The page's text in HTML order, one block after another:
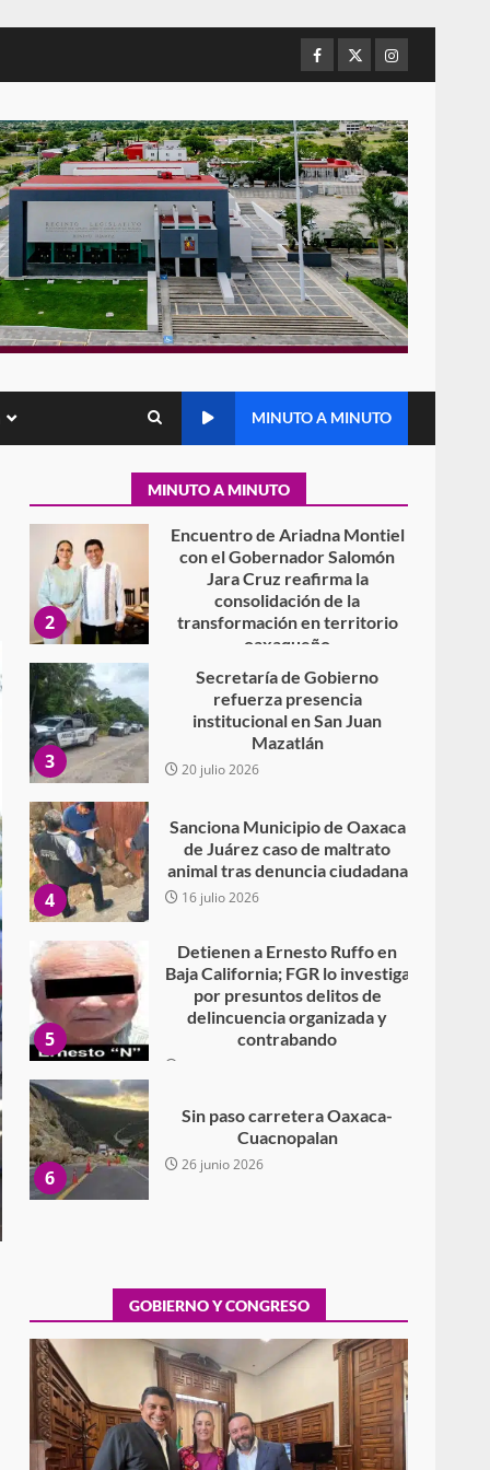
Facebook
TwitterInstagram
MINUTO A MINUTO
MINUTO A MINUTO
delincuencia organizada y
contrabando
16 julio 2026
6
Sin paso carretera Oaxaca-
Cuacnopalan
26 junio 2026
7
Ejecuta orden de aprehensión
por el delito de pederastia
cometido en la región del Istmo
de Tehuantepec
22 junio 2026
Ciudad Salud: justicia social
2
Encuentro de Ariadna Montiel
con el Gobernador Salomón
Jara Cruz reafirma la
consolidación de la
transformación en territorio
oaxaqueño
3
Secretaría de Gobierno
refuerza presencia
institucional en San Juan
Mazatlán
20 julio 2026
4
Sanciona Municipio de Oaxaca
de Juárez caso de maltrato
animal tras denuncia ciudadana
16 julio 2026
5
Detienen a Ernesto Ruffo en
Baja California; FGR lo investiga
por presuntos delitos de
delincuencia organizada y
contrabando
6
Sin paso carretera Oaxaca-
Cuacnopalan
26 junio 2026
de Tehuantepec
22 junio 2026
1
Ciudad Salud: justicia social
para Oaxaca
5 agosto 2026
GOBIERNO Y CONGRESO